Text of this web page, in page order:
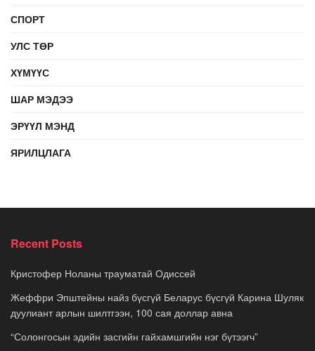
СПОРТ
УЛС ТӨР
ХҮМҮҮС
ШАР МЭДЭЭ
ЭРҮҮЛ МЭНД
ЯРИЛЦЛАГА
Recent Posts
Кристофер Ноланы трауматай Одиссей
Жеффри Эпштейны найз бүсгүй Беларус бүсгүй Карина Шуляк
дуулиант арлын шилтгээн, 100 сая доллар авна
“Солонгосын эдийн засгийн гайхамшгийн нэг бүтээгч”